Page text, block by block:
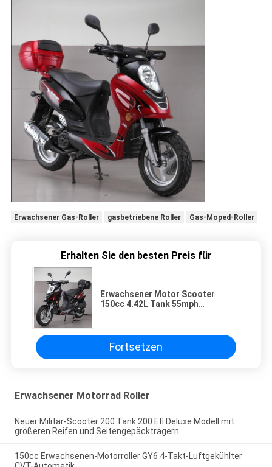
Erwachsener Gas-Roller gasbetriebene Roller Gas-Moped-Roller
Erhalten Sie den besten Preis für
Erwachsener Motor Scooter
150cc 4.42L Tank 55mph
Fortsetzen
Erwachsener Motorrad Roller
Neuer Militär-Scooter 200 Tank 200 Efi Deluxe Modell mit
größeren Reifen und Seitengepäckträgern
150cc Erwachsenen-Motorroller GY6 4-Takt-Luftgekühlter